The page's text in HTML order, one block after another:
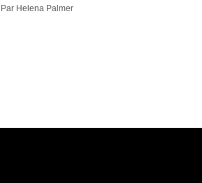
Par Helena Palmer